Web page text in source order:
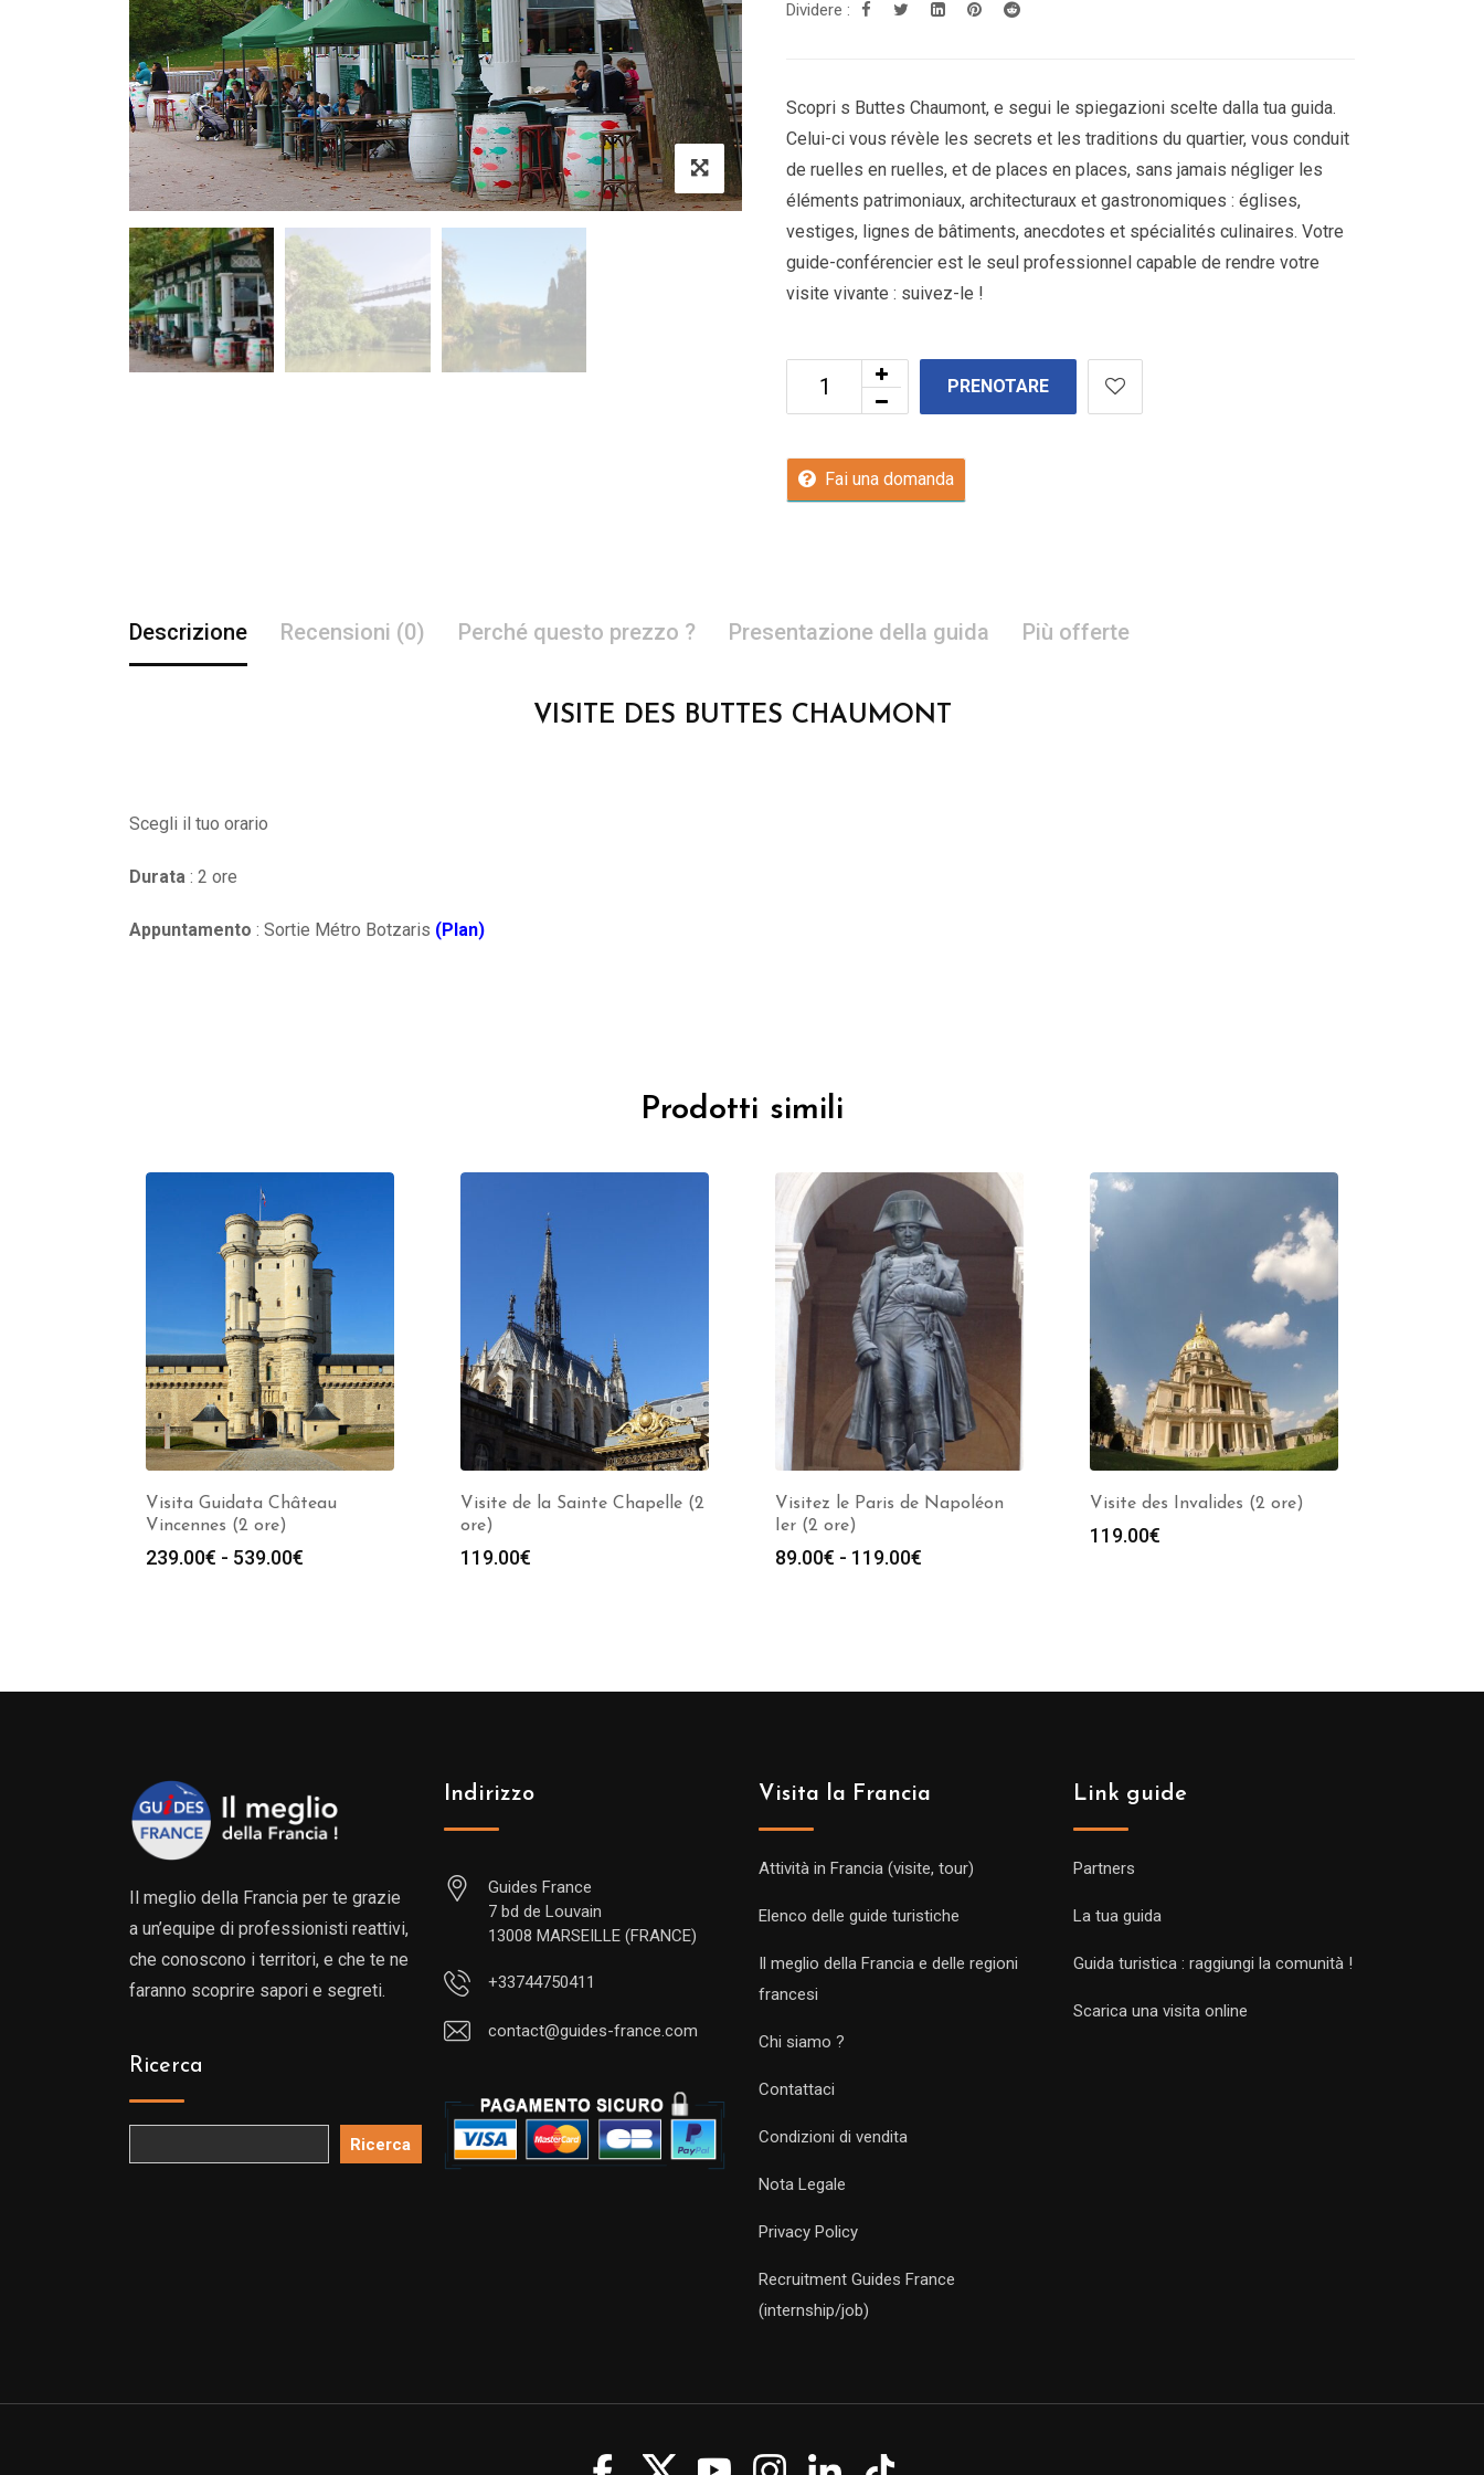
Dividere :
Scopri s Buttes Chaumont, e segui le spiegazioni scelte dalla tua guida.
Celui-ci vous révèle les secrets et les traditions du quartier, vous conduit
de ruelles en ruelles, et de places en places, sans jamais négliger les
éléments patrimoniaux, architecturaux et gastronomiques : églises,
vestiges, lignes de bâtiments, anecdotes et spécialités culinaires. Votre
guide-conférencier est le seul professionnel capable de rendre votre
visite vivante : suivez-le !
PRENOTARE
Fai una domanda
Descrizione Recensioni (0) Perché questo prezzo ? Presentazione della guida Più offerte
VISITE DES BUTTES CHAUMONT
Scegli il tuo orario
Durata : 2 ore
Appuntamento : Sortie Métro Botzaris (Plan)
Prodotti simili
Visita Guidata Château
Vincennes (2 ore)
239.00€ - 539.00€
Visite de la Sainte Chapelle (2
ore)
119.00€
Visitez le Paris de Napoléon
Ier (2 ore)
89.00€ - 119.00€
Visite des Invalides (2 ore)
119.00€
Il meglio della Francia per te grazie
a un’equipe di professionisti reattivi,
che conoscono i territori, e che te ne
faranno scoprire sapori e segreti.
Ricerca
Ricerca
Indirizzo
Guides France
7 bd de Louvain
13008 MARSEILLE (FRANCE)
+33744750411
contact@guides-france.com
Visita la Francia
Attività in Francia (visite, tour)
Elenco delle guide turistiche
Il meglio della Francia e delle regioni
francesi
Chi siamo ?
Contattaci
Condizioni di vendita
Nota Legale
Privacy Policy
Recruitment Guides France
(internship/job)
Link guide
Partners
La tua guida
Guida turistica : raggiungi la comunità !
Scarica una visita online